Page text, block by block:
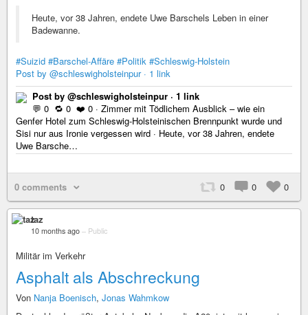
Heute, vor 38 Jahren, endete Uwe Barschels Leben in einer
Badewanne.
#Suizid #Barschel-Affäre #Politik #Schleswig-Holstein
Post by @schleswigholsteinpur · 1 link
Post by @schleswigholsteinpur · 1 link
💬 0 🔁 0 ❤️ 0 · Zimmer mit Tödlichem Ausblick – wie ein
Genfer Hotel zum Schleswig-Holsteinischen Brennpunkt wurde und
Sisi nur aus Ironie vergessen wird · Heute, vor 38 Jahren, endete
Uwe Barsche…
0 comments 0 0 0
taz
10 months ago – Public
Militär im Verkehr
Asphalt als Abschreckung
Von Nanja Boenisch, Jonas Wahmkow